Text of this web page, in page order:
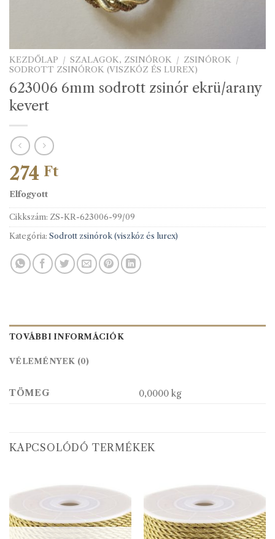
KEZDŐLAP / SZALAGOK, ZSINÓROK / ZSINÓROK /
SODROTT ZSINÓROK (VISZKÓZ ÉS LUREX)
623006 6mm sodrott zsinór ekrü/arany
kevert
274 Ft
Elfogyott
Cikkszám: ZS-KR-623006-99/09
Kategória: Sodrott zsinórok (viszkóz és lurex)
TOVÁBBI INFORMÁCIÓK
VÉLEMÉNYEK (0)
TÖMEG 0,0000 kg
KAPCSOLÓDÓ TERMÉKEK